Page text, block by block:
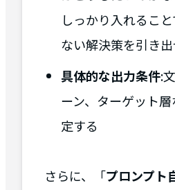
しっかり入れるこ
ない解決策を引き
具体的な出力条件:
ーン、ターゲット
定する
さらに、「プロンプト